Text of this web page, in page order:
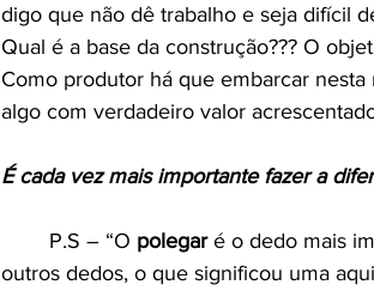
digo que não dê trabalho e seja difícil
Qual é a base da construção??? O
Como produtor há que embarcar
algo com verdadeiro valor
É cada vez mais importante fazer a
	P.S – “O
polegar é o dedo mais
outros dedos, o que significou uma